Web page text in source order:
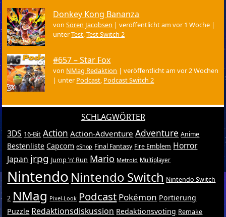
Donkey Kong Bananza
vonSören Jacobsen |veröffentlicht am vor 1 Woche |
unterTest,Test Switch 2
#657 – Star Fox
von NMag Redaktion |veröffentlicht am vor 2 Wochen
| unter Podcast, Podcast Switch 2
SCHLAGWÖRTER
3DS 16-Bit Action Action-Adventure Adventure Anime
Bestenliste Capcom eShop Final Fantasy Fire Emblem Horror
Japan jrpg Jump ’n’ Run Mario Metroid Multiplayer
Nintendo Nintendo Switch Nintendo Switch
2 NMag Pixel-Look Podcast Pokémon Portierung
Puzzle Redaktionsdiskussion Redaktionsvoting Remake